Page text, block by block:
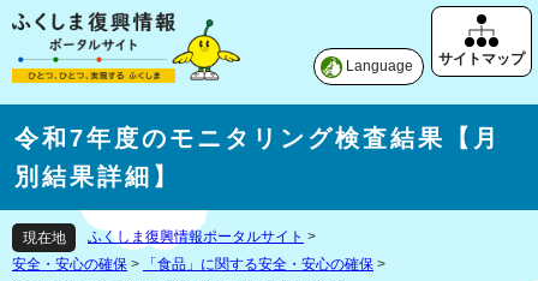
Language
令和7年度のモニタリング検査結果【月
別結果詳細】
現在地 ふくしま復興情報ポータルサイト >
安全・安心の確保 > 「食品」に関する安全・安心の確保 >